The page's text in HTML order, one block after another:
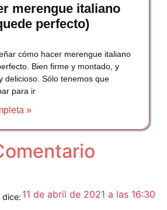
merengue italiano
perfecto)
cómo hacer merengue italiano
Bien firme y montado, y
delicioso. Sólo tenemos que
para ir
»
dice: 11 de abril de 2021 a las 16:30